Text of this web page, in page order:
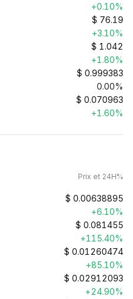
+0.10%
$ 76.19
+3.10%
$ 1.042
+1.80%
$ 0.999383
0.00%
$ 0.070963
+1.60%
Prix et 24H%
$ 0.00638895
+6.10%
$ 0.081455
+115.40%
$ 0.01260474
+85.10%
$ 0.02912093
+24.90%